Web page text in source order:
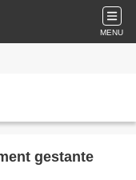
MENU
gestante